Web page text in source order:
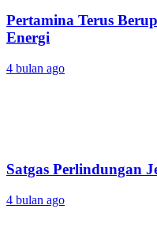
Pertamina Terus
Energi
4 bulan ago
Satgas Perlindungan
4 bulan ago